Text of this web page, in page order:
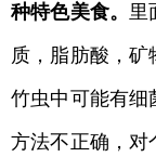
种特色美食。 里
质，脂肪酸，
竹虫中可能有细
方法不正确，对